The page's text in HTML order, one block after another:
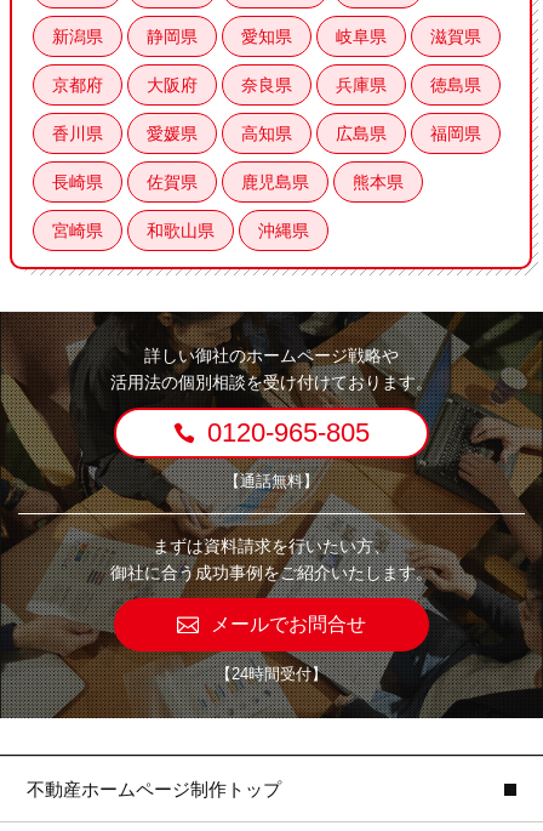
新潟県 静岡県 愛知県 岐阜県 滋賀県
京都府 大阪府 奈良県 兵庫県 徳島県
香川県 愛媛県 高知県 広島県 福岡県
長崎県 佐賀県 鹿児島県 熊本県
宮崎県 和歌山県 沖縄県
詳しい御社のホームページ戦略や
活用法の個別相談を受け付けております。
0120-965-805
【通話無料】
まずは資料請求を行いたい方、
御社に合う成功事例をご紹介いたします。
メールでお問合せ
【24時間受付】
不動産ホームページ制作トップ